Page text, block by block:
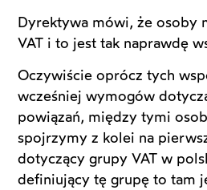
Dyrektywa mówi, że osoby
VAT i to jest tak naprawdę
Oczywiście oprócz tych
wcześniej wymogów
powiązań, między tymi
spojrzymy z kolei na
dotyczący grupy VAT w
definiujący tę grupę to tam